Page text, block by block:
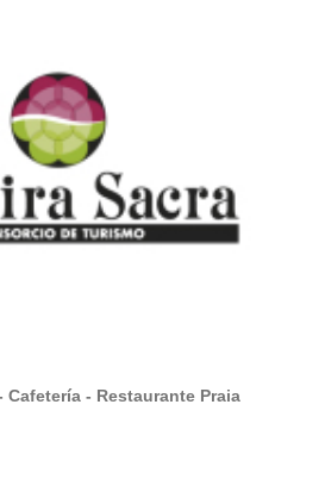
- Restaurante Praia